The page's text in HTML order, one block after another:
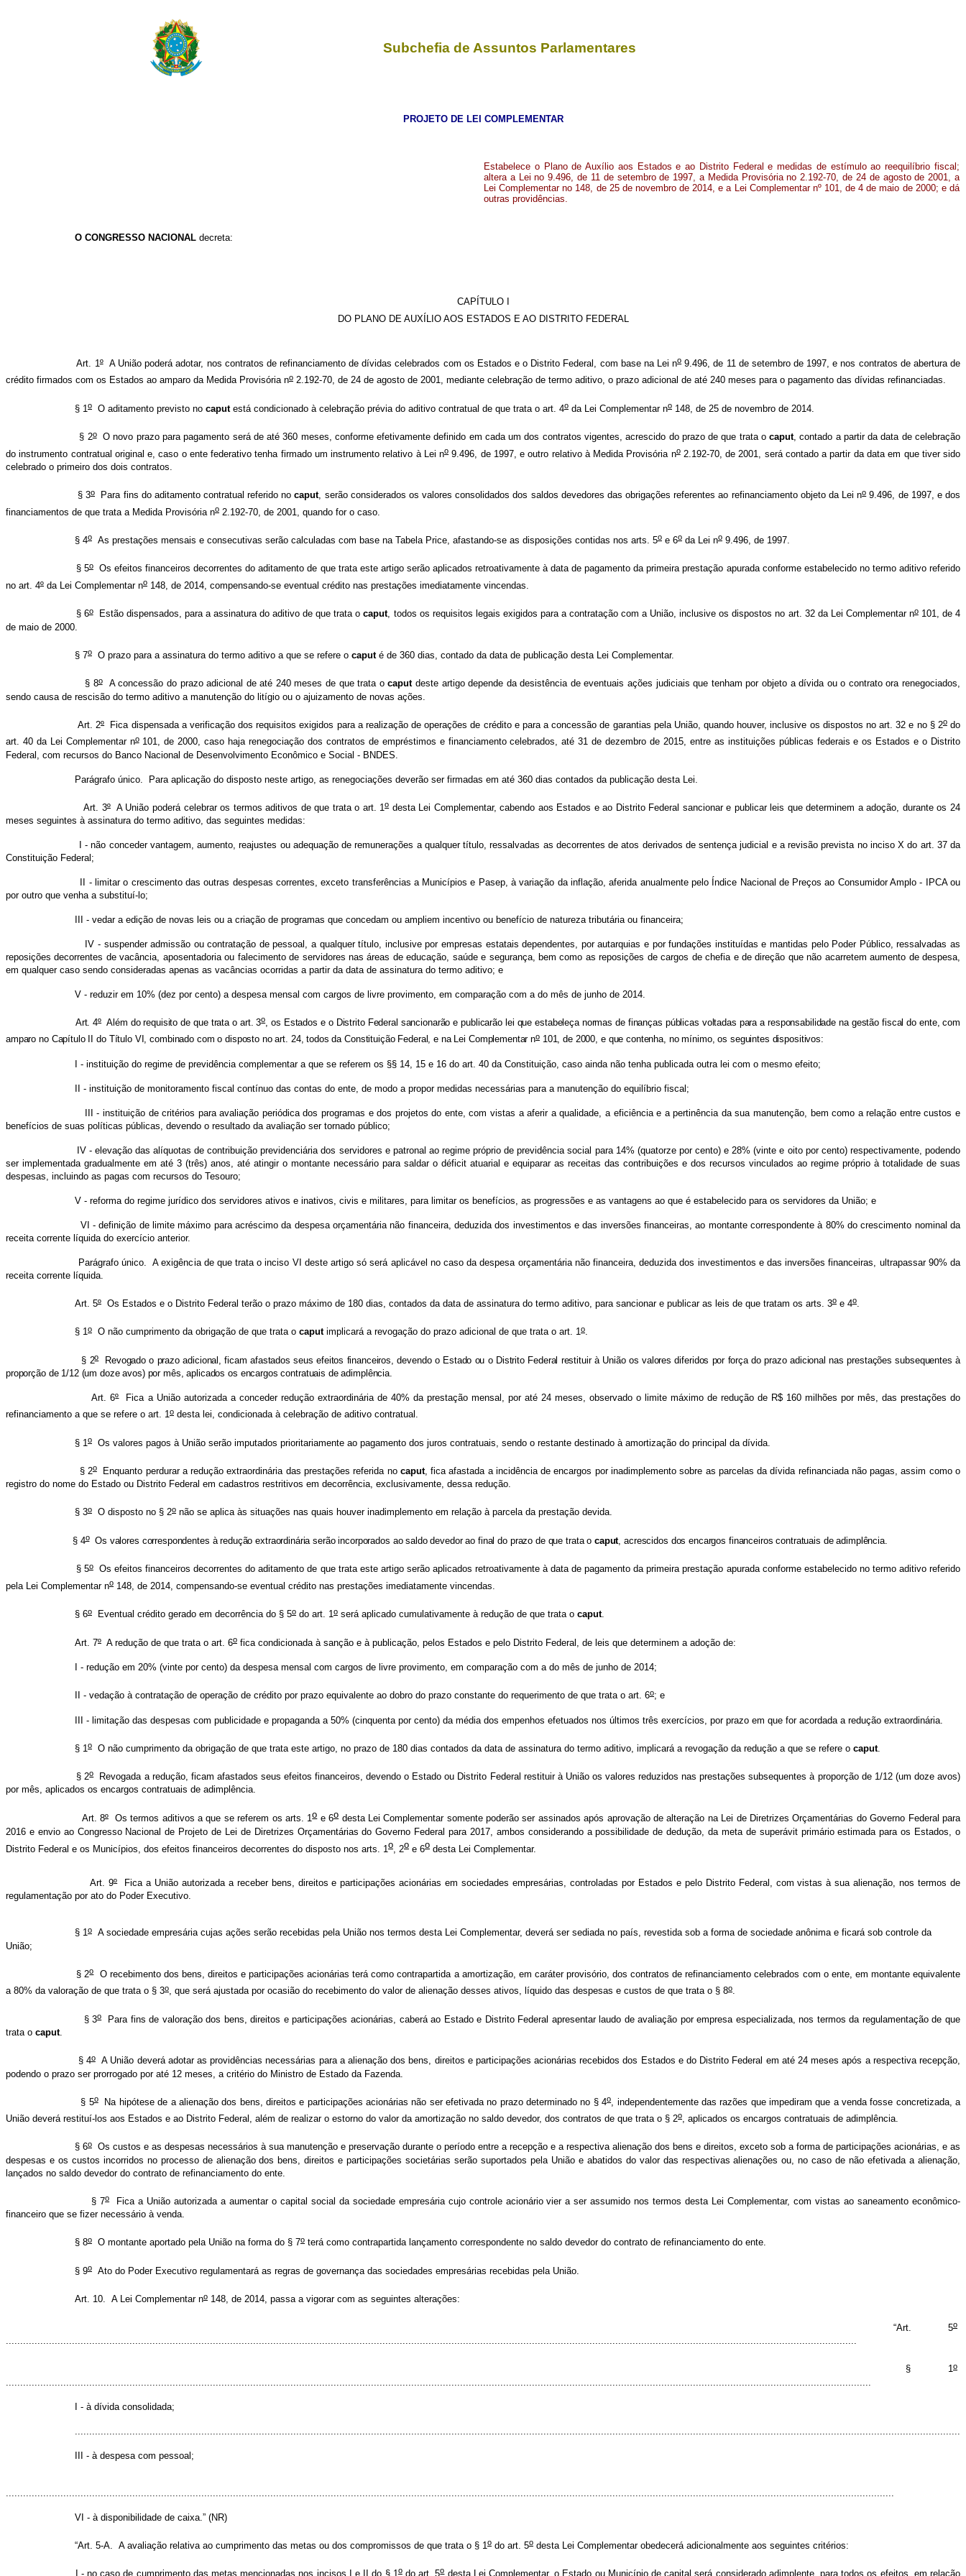
Subchefia de Assuntos Parlamentares
PROJETO DE LEI COMPLEMENTAR
Estabelece o Plano de Auxílio aos Estados e ao Distrito Federal e medidas de estímulo ao reequilíbrio fiscal;
altera a Lei no 9.496, de 11 de setembro de 1997, a Medida Provisória no 2.192-70, de 24 de agosto de 2001, a
Lei Complementar no 148, de 25 de novembro de 2014, e a Lei Complementar nº 101, de 4 de maio de 2000; e dá
outras providências.
O CONGRESSO NACIONAL decreta:
CAPÍTULO I
DO PLANO DE AUXÍLIO AOS ESTADOS E AO DISTRITO FEDERAL
Art. 1ºA União poderá adotar, nos contratos de refinanciamento de dívidas celebrados com os Estados e o Distrito Federal, com base na Lei no9.496, de 11 de setembro de 1997, e nos contratos de abertura de
crédito firmados com os Estados ao amparo da Medida Provisória no 2.192-70, de 24 de agosto de 2001, mediante celebração de termo aditivo, o prazo adicional de até 240 meses para o pagamento das dívidas refinanciadas.
§ 1o O aditamento previsto no caputestá condicionado à celebração prévia do aditivo contratual de que trata o art. 4o da Lei Complementar no 148, de 25 de novembro de 2014.
§ 2oO novo prazo para pagamento será de até 360 meses, conforme efetivamente definido em cada um dos contratos vigentes, acrescido do prazo de que trata ocaput, contado a partir da data de celebração
do instrumento contratual original e, caso o ente federativo tenha firmado um instrumento relativo à Lei no9.496, de 1997, e outro relativo à Medida Provisória no2.192-70, de 2001, será contado a partir da data em que tiver sido
celebrado o primeiro dos dois contratos.
§ 3o Para fins do aditamento contratual referido nocaput, serão considerados os valores consolidados dos saldos devedores das obrigações referentes ao refinanciamento objeto da Lei no9.496, de 1997, e dos
financiamentos de que trata a Medida Provisória no 2.192-70, de 2001, quando for o caso.
§ 4o As prestações mensais e consecutivas serão calculadas com base na Tabela Price, afastando-se as disposições contidas nos arts. 5o e 6o da Lei no 9.496, de 1997.
§ 5oOs efeitos financeiros decorrentes do aditamento de que trata este artigo serão aplicados retroativamente à data de pagamento da primeira prestação apurada conforme estabelecido no termo aditivo referido
no art. 4º da Lei Complementar no 148, de 2014, compensando-se eventual crédito nas prestações imediatamente vincendas.
§ 6oEstão dispensados, para a assinatura do aditivo de que trata ocaput, todos os requisitos legais exigidos para a contratação com a União, inclusive os dispostos no art. 32 da Lei Complementar no101, de 4
de maio de 2000.
§ 7o O prazo para a assinatura do termo aditivo a que se refere o caputé de 360 dias, contado da data de publicação desta Lei Complementar.
§ 8o A concessão do prazo adicional de até 240 meses de que trata ocaputdeste artigo depende da desistência de eventuais ações judiciais que tenham por objeto a dívida ou o contrato ora renegociados,
sendo causa de rescisão do termo aditivo a manutenção do litígio ou o ajuizamento de novas ações.
Art. 2ºFica dispensada a verificação dos requisitos exigidos para a realização de operações de crédito e para a concessão de garantias pela União, quando houver, inclusive os dispostos no art. 32 e no § 2odo
art. 40 da Lei Complementar no101, de 2000, caso haja renegociação dos contratos de empréstimos e financiamento celebrados, até 31 de dezembro de 2015, entre as instituições públicas federais e os Estados e o Distrito
Federal, com recursos do Banco Nacional de Desenvolvimento Econômico e Social - BNDES.
Parágrafo único. Para aplicação do disposto neste artigo, as renegociações deverão ser firmadas em até 360 dias contados da publicação desta Lei.
Art. 3ºA União poderá celebrar os termos aditivos de que trata o art. 1odesta Lei Complementar, cabendo aos Estados e ao Distrito Federal sancionar e publicar leis que determinem a adoção, durante os 24
meses seguintes à assinatura do termo aditivo, das seguintes medidas:
I - não conceder vantagem, aumento, reajustes ou adequação de remunerações a qualquer título, ressalvadas as decorrentes de atos derivados de sentença judicial e a revisão prevista no inciso X do art. 37 da
Constituição Federal;
II - limitar o crescimento das outras despesas correntes, exceto transferências a Municípios e Pasep, à variação da inflação, aferida anualmente pelo Índice Nacional de Preços ao Consumidor Amplo - IPCA ou
por outro que venha a substituí-lo;
III - vedar a edição de novas leis ou a criação de programas que concedam ou ampliem incentivo ou benefício de natureza tributária ou financeira;
IV - suspender admissão ou contratação de pessoal, a qualquer título, inclusive por empresas estatais dependentes, por autarquias e por fundações instituídas e mantidas pelo Poder Público, ressalvadas as
reposições decorrentes de vacância, aposentadoria ou falecimento de servidores nas áreas de educação, saúde e segurança, bem como as reposições de cargos de chefia e de direção que não acarretem aumento de despesa,
em qualquer caso sendo consideradas apenas as vacâncias ocorridas a partir da data de assinatura do termo aditivo; e
V - reduzir em 10% (dez por cento) a despesa mensal com cargos de livre provimento, em comparação com a do mês de junho de 2014.
Art. 4ºAlém do requisito de que trata o art. 3o, os Estados e o Distrito Federal sancionarão e publicarão lei que estabeleça normas de finanças públicas voltadas para a responsabilidade na gestão fiscal do ente, com
amparo no Capítulo II do Título VI, combinado com o disposto no art. 24, todos da Constituição Federal, e na Lei Complementar no101, de 2000, e que contenha, no mínimo, os seguintes dispositivos:
I - instituição do regime de previdência complementar a que se referem os §§ 14, 15 e 16 do art. 40 da Constituição, caso ainda não tenha publicada outra lei com o mesmo efeito;
II - instituição de monitoramento fiscal contínuo das contas do ente, de modo a propor medidas necessárias para a manutenção do equilíbrio fiscal;
III - instituição de critérios para avaliação periódica dos programas e dos projetos do ente, com vistas a aferir a qualidade, a eficiência e a pertinência da sua manutenção, bem como a relação entre custos e
benefícios de suas políticas públicas, devendo o resultado da avaliação ser tornado público;
IV - elevação das alíquotas de contribuição previdenciária dos servidores e patronal ao regime próprio de previdência social para 14% (quatorze por cento) e 28% (vinte e oito por cento) respectivamente, podendo
ser implementada gradualmente em até 3 (três) anos, até atingir o montante necessário para saldar o déficit atuarial e equiparar as receitas das contribuições e dos recursos vinculados ao regime próprio à totalidade de suas
despesas, incluindo as pagas com recursos do Tesouro;
V - reforma do regime jurídico dos servidores ativos e inativos, civis e militares, para limitar os benefícios, as progressões e as vantagens ao que é estabelecido para os servidores da União; e
VI - definição de limite máximo para acréscimo da despesa orçamentária não financeira, deduzida dos investimentos e das inversões financeiras, ao montante correspondente à 80% do crescimento nominal da
receita corrente líquida do exercício anterior.
Parágrafo único. A exigência de que trata o inciso VI deste artigo só será aplicável no caso da despesa orçamentária não financeira, deduzida dos investimentos e das inversões financeiras, ultrapassar 90% da
receita corrente líquida.
Art. 5º Os Estados e o Distrito Federal terão o prazo máximo de 180 dias, contados da data de assinatura do termo aditivo, para sancionar e publicar as leis de que tratam os arts. 3o e 4o.
§ 1o O não cumprimento da obrigação de que trata o caputimplicará a revogação do prazo adicional de que trata o art. 1o.
§ 2oRevogado o prazo adicional, ficam afastados seus efeitos financeiros, devendo o Estado ou o Distrito Federal restituir à União os valores diferidos por força do prazo adicional nas prestações subsequentes à
proporção de 1/12 (um doze avos) por mês, aplicados os encargos contratuais de adimplência.
Art. 6ºFica a União autorizada a conceder redução extraordinária de 40% da prestação mensal, por até 24 meses, observado o limite máximo de redução de R$ 160 milhões por mês, das prestações do
refinanciamento a que se refere o art. 1o desta lei, condicionada à celebração de aditivo contratual.
§ 1o Os valores pagos à União serão imputados prioritariamente ao pagamento dos juros contratuais, sendo o restante destinado à amortização do principal da dívida.
§ 2oEnquanto perdurar a redução extraordinária das prestações referida no caput, fica afastada a incidência de encargos por inadimplemento sobre as parcelas da dívida refinanciada não pagas, assim como o
registro do nome do Estado ou Distrito Federal em cadastros restritivos em decorrência, exclusivamente, dessa redução.
§ 3o O disposto no § 2o não se aplica às situações nas quais houver inadimplemento em relação à parcela da prestação devida.
§ 4oOs valores correspondentes à redução extraordinária serão incorporados ao saldo devedor ao final do prazo de que trata ocaput, acrescidos dos encargos financeiros contratuais de adimplência.
§ 5oOs efeitos financeiros decorrentes do aditamento de que trata este artigo serão aplicados retroativamente à data de pagamento da primeira prestação apurada conforme estabelecido no termo aditivo referido
pela Lei Complementar no 148, de 2014, compensando-se eventual crédito nas prestações imediatamente vincendas.
§ 6o Eventual crédito gerado em decorrência do § 5o do art. 1o será aplicado cumulativamente à redução de que trata o caput.
Art. 7º A redução de que trata o art. 6o fica condicionada à sanção e à publicação, pelos Estados e pelo Distrito Federal, de leis que determinem a adoção de:
I - redução em 20% (vinte por cento) da despesa mensal com cargos de livre provimento, em comparação com a do mês de junho de 2014;
II - vedação à contratação de operação de crédito por prazo equivalente ao dobro do prazo constante do requerimento de que trata o art. 6o; e
III - limitação das despesas com publicidade e propaganda a 50% (cinquenta por cento) da média dos empenhos efetuados nos últimos três exercícios, por prazo em que for acordada a redução extraordinária.
§ 1 o O não cumprimento da obrigação de que trata este artigo, no prazo de 180 dias contados da data de assinatura do termo aditivo, implicará a revogação da redução a que se refere o caput.
§ 2oRevogada a redução, ficam afastados seus efeitos financeiros, devendo o Estado ou Distrito Federal restituir à União os valores reduzidos nas prestações subsequentes à proporção de 1/12 (um doze avos)
por mês, aplicados os encargos contratuais de adimplência.
Art. 8ºOs termos aditivos a que se referem os arts. 1oe 6odesta Lei Complementar somente poderão ser assinados após aprovação de alteração na Lei de Diretrizes Orçamentárias do Governo Federal para
2016 e envio ao Congresso Nacional de Projeto de Lei de Diretrizes Orçamentárias do Governo Federal para 2017, ambos considerando a possibilidade de dedução, da meta de superávit primário estimada para os Estados, o
Distrito Federal e os Municípios, dos efeitos financeiros decorrentes do disposto nos arts. 1o, 2o e 6o desta Lei Complementar.
Art. 9ºFica a União autorizada a receber bens, direitos e participações acionárias em sociedades empresárias, controladas por Estados e pelo Distrito Federal, com vistas à sua alienação, nos termos de
regulamentação por ato do Poder Executivo.
§ 1o
A sociedade empresária cujas ações serão recebidas pela União nos termos desta Lei Complementar, deverá ser sediada no país, revestida sob a forma de sociedade anônima e ficará sob controle da
União;
§ 2oO recebimento dos bens, direitos e participações acionárias terá como contrapartida a amortização, em caráter provisório, dos contratos de refinanciamento celebrados com o ente, em montante equivalente
a 80% da valoração de que trata o § 3o, que será ajustada por ocasião do recebimento do valor de alienação desses ativos, líquido das despesas e custos de que trata o § 8o.
§ 3oPara fins de valoração dos bens, direitos e participações acionárias, caberá ao Estado e Distrito Federal apresentar laudo de avaliação por empresa especializada, nos termos da regulamentação de que
trata o caput.
§ 4oA União deverá adotar as providências necessárias para a alienação dos bens, direitos e participações acionárias recebidos dos Estados e do Distrito Federal em até 24 meses após a respectiva recepção,
podendo o prazo ser prorrogado por até 12 meses, a critério do Ministro de Estado da Fazenda.
§ 5oNa hipótese de a alienação dos bens, direitos e participações acionárias não ser efetivada no prazo determinado no § 4o, independentemente das razões que impediram que a venda fosse concretizada, a
União deverá restituí-los aos Estados e ao Distrito Federal, além de realizar o estorno do valor da amortização no saldo devedor, dos contratos de que trata o § 2o, aplicados os encargos contratuais de adimplência.
§ 6o
Os custos e as despesas necessários à sua manutenção e preservação durante o período entre a recepção e a respectiva alienação dos bens e direitos, exceto sob a forma de participações acionárias, e as
despesas e os custos incorridos no processo de alienação dos bens, direitos e participações societárias serão suportados pela União e abatidos do valor das respectivas alienações ou, no caso de não efetivada a alienação,
lançados no saldo devedor do contrato de refinanciamento do ente.
§ 7o
Fica a União autorizada a aumentar o capital social da sociedade empresária cujo controle acionário vier a ser assumido nos termos desta Lei Complementar, com vistas ao saneamento econômico-
financeiro que se fizer necessário à venda.
§ 8o O montante aportado pela União na forma do § 7o terá como contrapartida lançamento correspondente no saldo devedor do contrato de refinanciamento do ente.
§ 9o Ato do Poder Executivo regulamentará as regras de governança das sociedades empresárias recebidas pela União.
Art. 10. A Lei Complementar no 148, de 2014, passa a vigorar com as seguintes alterações:
“Art. 5o
........................................................................................................................................................................................................................................................................................................
§ 1o
I - à dívida consolidada;
III - à despesa com pessoal;
VI - à disponibilidade de caixa.” (NR)
“Art. 5-A. A avaliação relativa ao cumprimento das metas ou dos compromissos de que trata o § 1 o do art. 5o desta Lei Complementar obedecerá adicionalmente aos seguintes critérios:
I - no caso de cumprimento das metas mencionadas nos incisos I e II do § 1odo art. 5odesta Lei Complementar, o Estado ou Município de capital será considerado adimplente, para todos os efeitos, em relação